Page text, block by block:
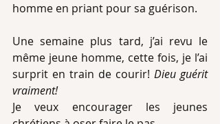
homme en priant pour sa guérison.
Une semaine plus tard, j’ai revu le
même jeune homme, cette fois, je l’ai
surprit en train de courir! Dieu guérit
vraiment!
Je veux encourager les jeunes